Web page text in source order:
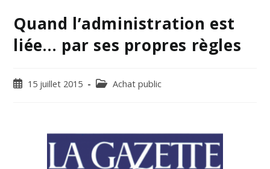
Quand l’administration est
liée… par ses propres règles
15 juillet 2015 Achat public